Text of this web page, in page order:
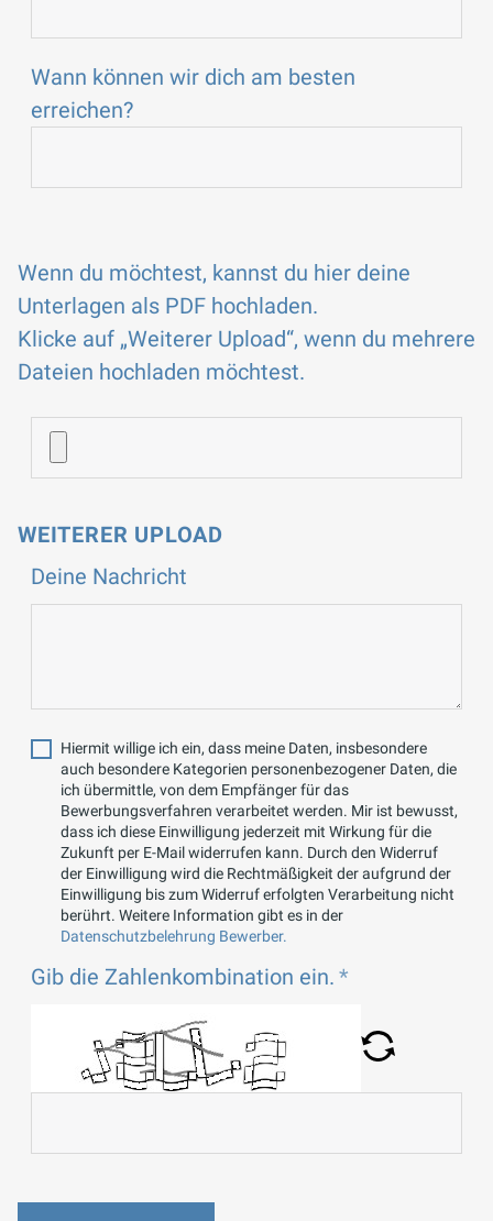
Wann können wir dich am besten
erreichen?
Wenn du möchtest, kannst du hier deine
Unterlagen als PDF hochladen.
Klicke auf „Weiterer Upload“, wenn du mehrere
Dateien hochladen möchtest.
WEITERER UPLOAD
Deine Nachricht
Hiermit willige ich ein, dass meine Daten, insbesondere
auch besondere Kategorien personenbezogener Daten, die
ich übermittle, von dem Empfänger für das
Bewerbungsverfahren verarbeitet werden. Mir ist bewusst,
dass ich diese Einwilligung jederzeit mit Wirkung für die
Zukunft per E-Mail widerrufen kann. Durch den Widerruf
der Einwilligung wird die Rechtmäßigkeit der aufgrund der
Einwilligung bis zum Widerruf erfolgten Verarbeitung nicht
berührt. Weitere Information gibt es in der
Datenschutzbelehrung Bewerber.
Gib die Zahlenkombination ein.